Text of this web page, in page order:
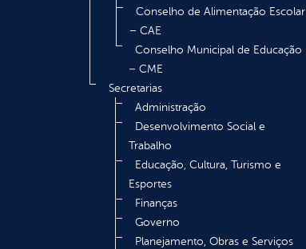
Conselho de Alimentação Escolar
– CAE
Conselho Municipal de Educação
– CME
Secretarias
Administração
Desenvolvimento Social e
Trabalho
Educação, Cultura, Turismo e
Esportes
Finanças
Governo
Planejamento, Obras e Serviços